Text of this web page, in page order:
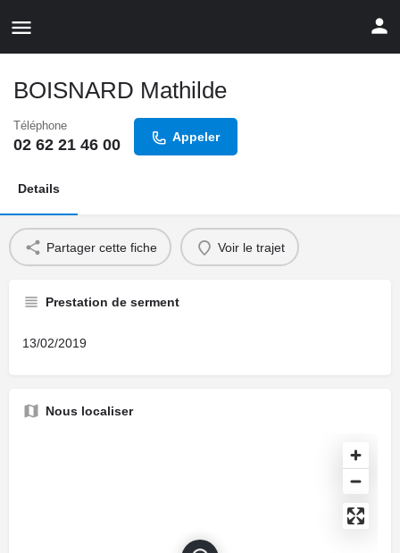
BOISNARD Mathilde
Téléphone
02 62 21 46 00 Appeler
Details
Partager cette fiche Voir le trajet
Prestation de serment
13/02/2019
Nous localiser